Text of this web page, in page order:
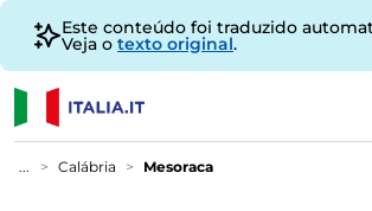
Este conteúdo foi traduzido
Veja o texto original.
... Calábria Mesoraca